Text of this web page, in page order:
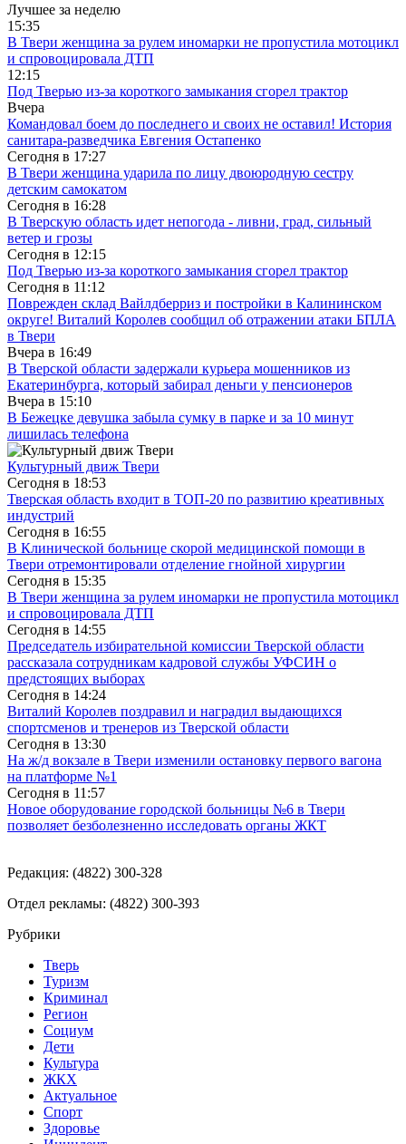
Лучшее за неделю
15:35
В Твери женщина за рулем иномарки не пропустила мотоцикл
и спровоцировала ДТП
12:15
Под Тверью из-за короткого замыкания сгорел трактор
Вчера
Командовал боем до последнего и своих не оставил! История
санитара-разведчика Евгения Остапенко
Сегодня в 17:27
В Твери женщина ударила по лицу двоюродную сестру
детским самокатом
Сегодня в 16:28
В Тверскую область идет непогода - ливни, град, сильный
ветер и грозы
Сегодня в 12:15
Под Тверью из-за короткого замыкания сгорел трактор
Сегодня в 11:12
Поврежден склад Вайлдберриз и постройки в Калининском
округе! Виталий Королев сообщил об отражении атаки БПЛА
в Твери
Вчера в 16:49
В Тверской области задержали курьера мошенников из
Екатеринбурга, который забирал деньги у пенсионеров
Вчера в 15:10
В Бежецке девушка забыла сумку в парке и за 10 минут
лишилась телефона
Культурный движ Твери
Сегодня в 18:53
Тверская область входит в ТОП-20 по развитию креативных
индустрий
Сегодня в 16:55
В Клинической больнице скорой медицинской помощи в
Твери отремонтировали отделение гнойной хирургии
Сегодня в 15:35
В Твери женщина за рулем иномарки не пропустила мотоцикл
и спровоцировала ДТП
Сегодня в 14:55
Председатель избирательной комиссии Тверской области
рассказала сотрудникам кадровой службы УФСИН о
предстоящих выборах
Сегодня в 14:24
Виталий Королев поздравил и наградил выдающихся
спортсменов и тренеров из Тверской области
Сегодня в 13:30
На ж/д вокзале в Твери изменили остановку первого вагона
на платформе №1
Сегодня в 11:57
Новое оборудование городской больницы №6 в Твери
позволяет безболезненно исследовать органы ЖКТ
Редакция: (4822) 300-328
Отдел рекламы: (4822) 300-393
Рубрики
Тверь
Туризм
Криминал
Регион
Социум
Дети
Культура
ЖКХ
Актуальное
Спорт
Здоровье